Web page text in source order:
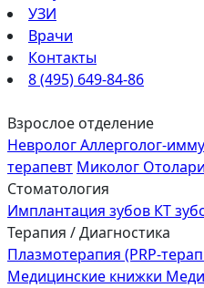
УЗИ
Врачи
Контакты
8 (495) 649-84-86
Взрослое отделение
НеврологАллерголог-
терапевт Миколог
Стоматология
Имплантация зубов КТ
Терапия / Диагностика
Плазмотерапия (PRP-
Медицинские книжки